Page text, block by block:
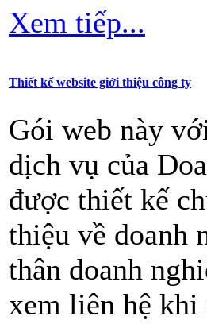
Xem tiếp...
Thiết kế website giới thiệu công ty
Gói web này
dịch vụ của
được thiết kế
thiệu về doanh
thân doanh
xem liên hệ khi